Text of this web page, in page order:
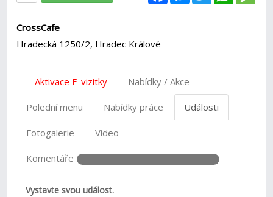
CrossCafe
Hradecká 1250/2, Hradec Králové
Aktivace E-vizitky Nabídky / Akce
Polední menu Nabídky práce Události
Fotogalerie Video
Komentáře
Vystavte svou událost.